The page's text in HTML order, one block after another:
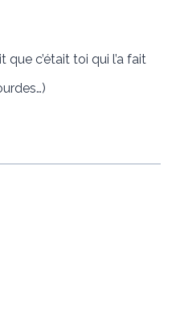
que c’était toi qui l’a fait